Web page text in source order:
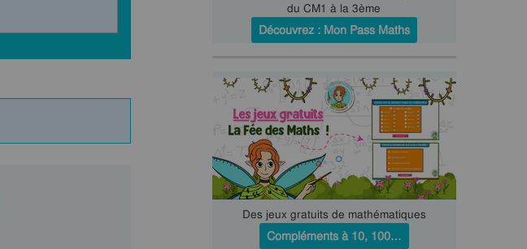
du CM1 à la 3ème
Découvrez : Mon Pass Maths
Des jeux gratuits de mathématiques
Compléments à 10, 100…